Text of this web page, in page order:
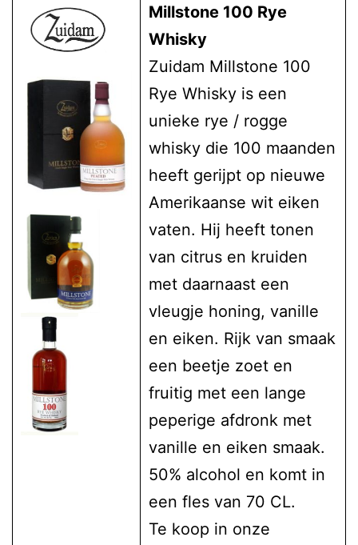
Millstone 100 Rye
Whisky
Zuidam Millstone 100
Rye Whisky is een
unieke rye / rogge
whisky die 100 maanden
heeft gerijpt op nieuwe
Amerikaanse wit eiken
vaten. Hij heeft tonen
van citrus en kruiden
met daarnaast een
vleugje honing, vanille
en eiken. Rijk van smaak
een beetje zoet en
fruitig met een lange
peperige afdronk met
vanille en eiken smaak.
50% alcohol en komt in
een fles van 70 CL.
Te koop in onze